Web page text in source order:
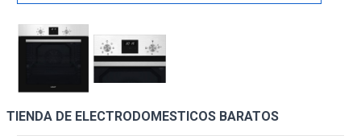
TIENDA DE ELECTRODOMESTICOS BARATOS